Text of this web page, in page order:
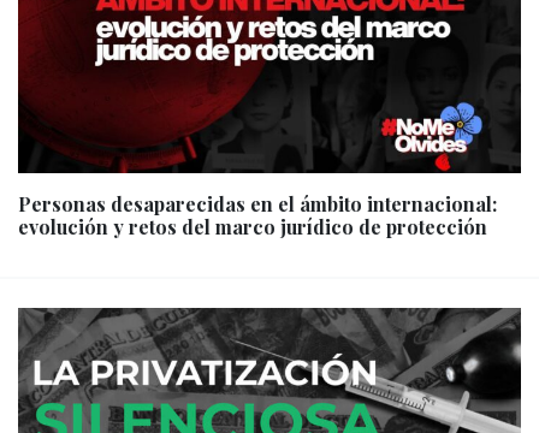
Personas desaparecidas en el ámbito internacional:
evolución y retos del marco jurídico de protección